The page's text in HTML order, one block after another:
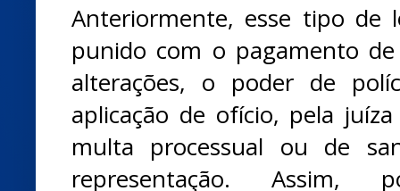
Anteriormente, esse tipo de
punido com o pagamento
alterações, o poder de
aplicação de ofício, pela
multa processual ou de
representação. Assim,